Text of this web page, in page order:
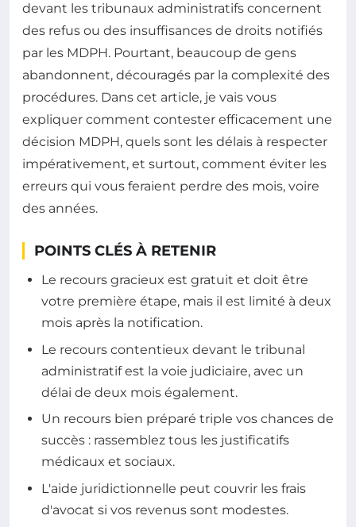
devant les tribunaux administratifs concernent
des refus ou des insuffisances de droits notifiés
par les MDPH. Pourtant, beaucoup de gens
abandonnent, découragés par la complexité des
procédures. Dans cet article, je vais vous
expliquer comment contester efficacement une
décision MDPH, quels sont les délais à respecter
impérativement, et surtout, comment éviter les
erreurs qui vous feraient perdre des mois, voire
des années.
POINTS CLÉS À RETENIR
Le recours gracieux est gratuit et doit être
votre première étape, mais il est limité à deux
mois après la notification.
Le recours contentieux devant le tribunal
administratif est la voie judiciaire, avec un
délai de deux mois également.
Un recours bien préparé triple vos chances de
succès : rassemblez tous les justificatifs
médicaux et sociaux.
L'aide juridictionnelle peut couvrir les frais
d'avocat si vos revenus sont modestes.